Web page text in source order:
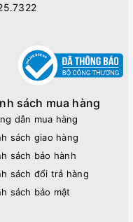
sách mua hàng
dẫn mua hàng
sách giao hàng
sách bảo hành
sách đổi trả hàng
sách bảo mật